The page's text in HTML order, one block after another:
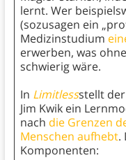
lernt. Wer
(sozusagen ein
Medizinstudium
erwerben, was
schwierig wäre.
In Limitlessstellt der
Jim Kwik ein
nach die Grenzen
Menschen aufhebt.
Komponenten: